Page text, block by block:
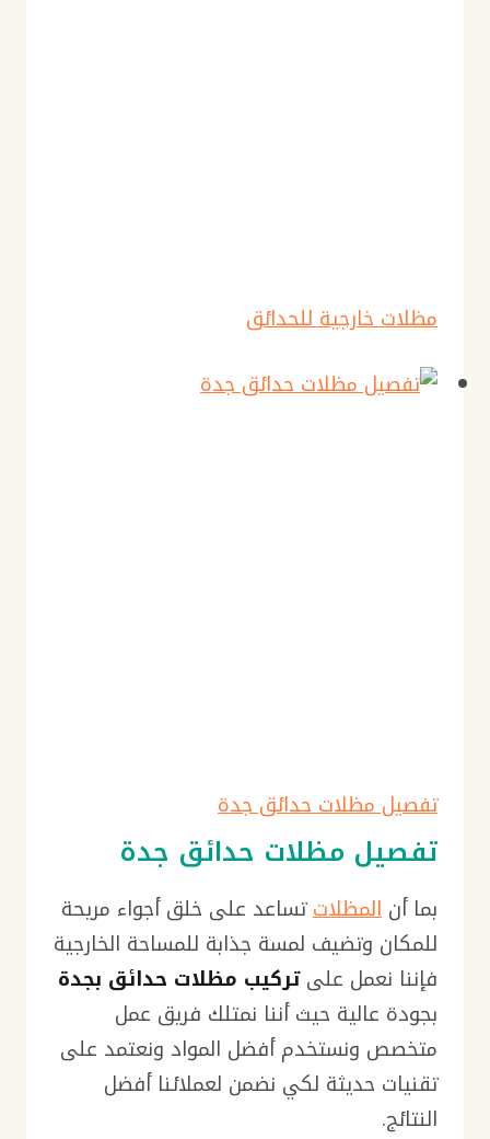
مظلات خارجية للحدائق
تفصيل مظلات حدائق جدة
تفصيل مظلات حدائق جدة
بما أن المظلاتتساعد على خلق أجواء مريحة
للمكان وتضيف لمسة جذابة للمساحة الخارجية
فإننا نعمل علىتركيب مظلات حدائق بجدة
بجودة عالية حيث أننا نمتلك فريق عمل
متخصص ونستخدم أفضل المواد ونعتمد على
تقنيات حديثة لكي نضمن لعملائنا أفضل
النتائج.